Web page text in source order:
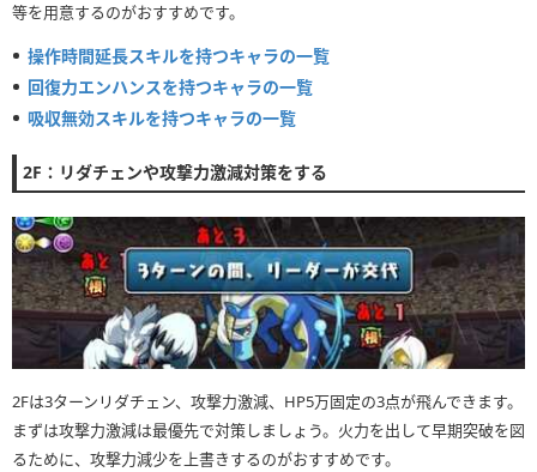
等を用意するのがおすすめです。
操作時間延長スキルを持つキャラの一覧
回復力エンハンスを持つキャラの一覧
吸収無効スキルを持つキャラの一覧
2F：リダチェンや攻撃力激減対策をする
2Fは3ターンリダチェン、攻撃力激減、HP5万固定の3点が飛んできます。
まずは攻撃力激減は最優先で対策しましょう。火力を出して早期突破を図
るために、攻撃力減少を上書きするのがおすすめです。